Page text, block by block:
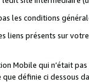
les conditions
liens présents sur
Mobile qui n’était
définie ci dessous